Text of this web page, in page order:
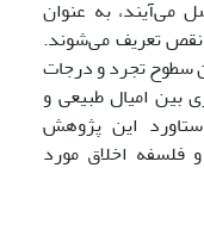
می‌آیند، به عنوان
نقص تعریف می‌شوند.
سطوح تجرد و درجات
بین امیال طبیعی و
این پژوهش
فلسفه اخلاق مورد